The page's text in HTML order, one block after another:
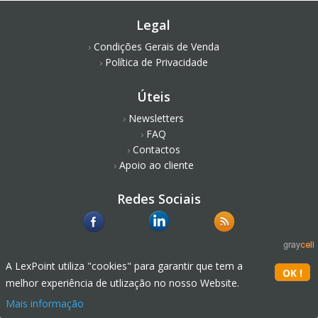
Legal
Condições Gerais de Venda
Política de Privacidade
Úteis
Newsletters
FAQ
Contactos
Apoio ao cliente
Redes Sociais
A LexPoint utiliza "cookies" para garantir que tem a
melhor experiência de utlização no nosso Website.
Mais informação